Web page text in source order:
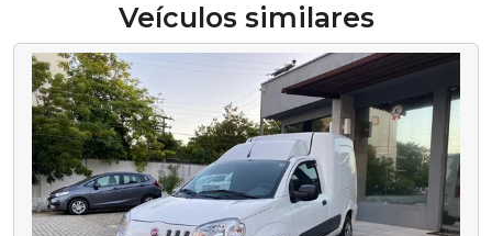
Veículos similares